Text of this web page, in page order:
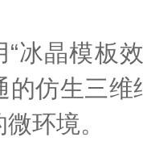
“冰晶模板
的仿生三
环境。